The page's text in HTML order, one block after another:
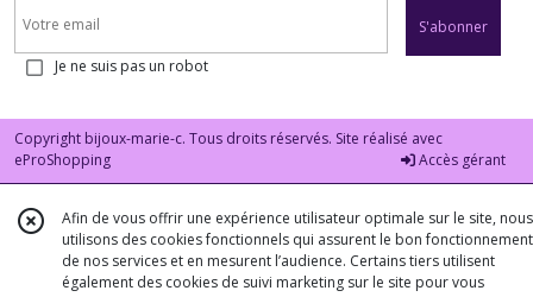
S'abonner
Je ne suis pas un robot
Copyright bijoux-marie-c. Tous droits réservés. Site réalisé avec
eProShopping
Accès gérant
Afin de vous offrir une expérience utilisateur optimale sur le site, nous
utilisons des cookies fonctionnels qui assurent le bon fonctionnement
de nos services et en mesurent l’audience. Certains tiers utilisent
également des cookies de suivi marketing sur le site pour vous